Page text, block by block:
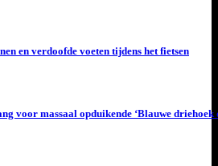
en verdoofde voeten tijdens het fietsen
voor massaal opduikende ‘Blauwe driehoek